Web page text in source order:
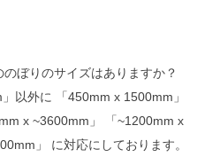
ぼりのサイズはありますか？
以外に 「450mm x 1500mm」
x ~3600mm」 「~1200mm x
」 に対応にしております。